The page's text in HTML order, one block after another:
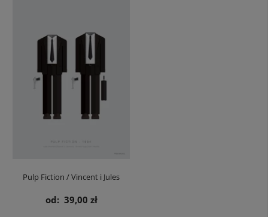
Pulp Fiction / Vincent i Jules
garnitury - plakat
od: 39,00 zł